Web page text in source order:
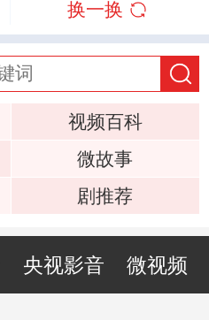
换一换
视频百科
微故事
剧推荐
央视影音 微视频